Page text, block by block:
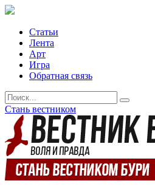
Статьи
Лента
Арт
Игра
Обратная связь
Стань вестником